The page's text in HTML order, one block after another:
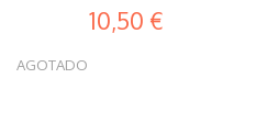
10,50 €
AGOTADO